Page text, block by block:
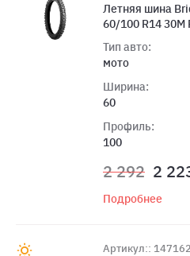
Летняя шина
60/100 R14 30M
Тип авто:
мото
Ширина:
60
Профиль:
100
2 292 2
Подробнее
Артикул:: 147162